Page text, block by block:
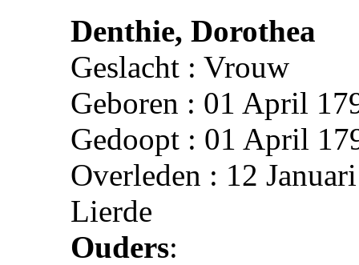
Denthie, Dorothea
Geslacht : Vrouw
Geboren : 01 April
Gedoopt : 01 April
Overleden : 12
Lierde
Ouders: